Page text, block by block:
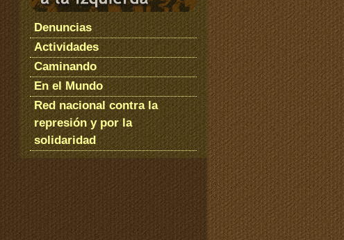
Denuncias
Actividades
Caminando
En el Mundo
Red nacional contra la
represión y por la
solidaridad